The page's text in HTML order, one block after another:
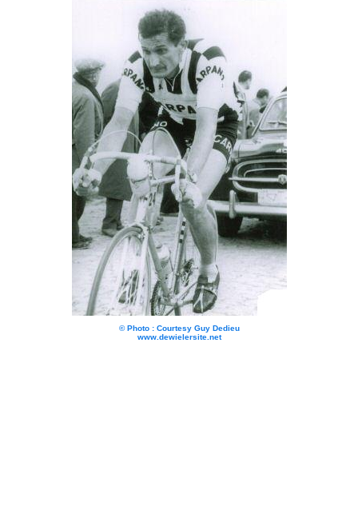
© Photo : Courtesy Guy Dedieu
www.dewielersite.net